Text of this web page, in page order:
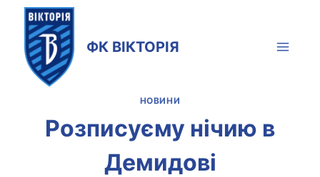
content
ФК ВІКТОРІЯ
НОВИНИ
Розписуєму нічию в
Демидові